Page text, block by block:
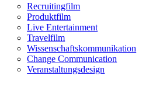
Recruitingfilm
Produktfilm
Live Entertainment
Travelfilm
Wissenschaftskommunikation
Change Communication
Veranstaltungsdesign